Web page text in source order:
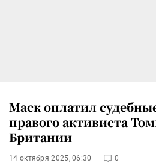
Маск оплатил
правого активиста
Британии
14 октября 2025, 06:30 0